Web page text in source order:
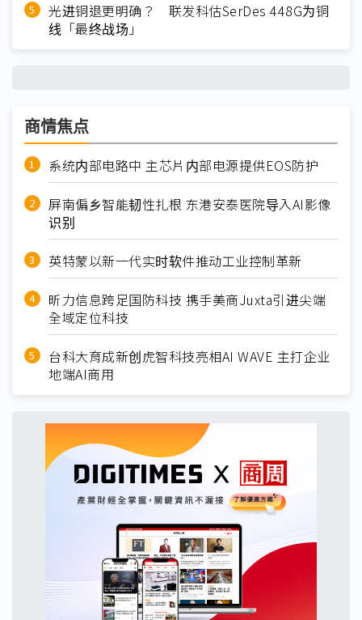
光进铜退更明确？ 联发科估SerDes 448G为铜
线「最终战场」
商情焦点
系统内部电路中 主芯片内部电源提供EOS防护
屏南偏乡智能韧性扎根 东港安泰医院导入AI影像
识别
英特蒙以新一代实时软件推动工业控制革新
昕力信息跨足国防科技 携手美商Juxta引进尖端
全域定位科技
台科大育成新创虎智科技亮相AI WAVE 主打企业
地端AI商用